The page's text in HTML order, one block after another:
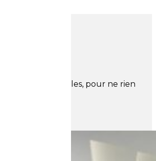
nos derniers articles, pour ne rien